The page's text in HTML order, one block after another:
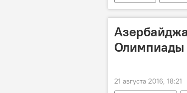
Олимпиады
21 августа 2016, 18:21